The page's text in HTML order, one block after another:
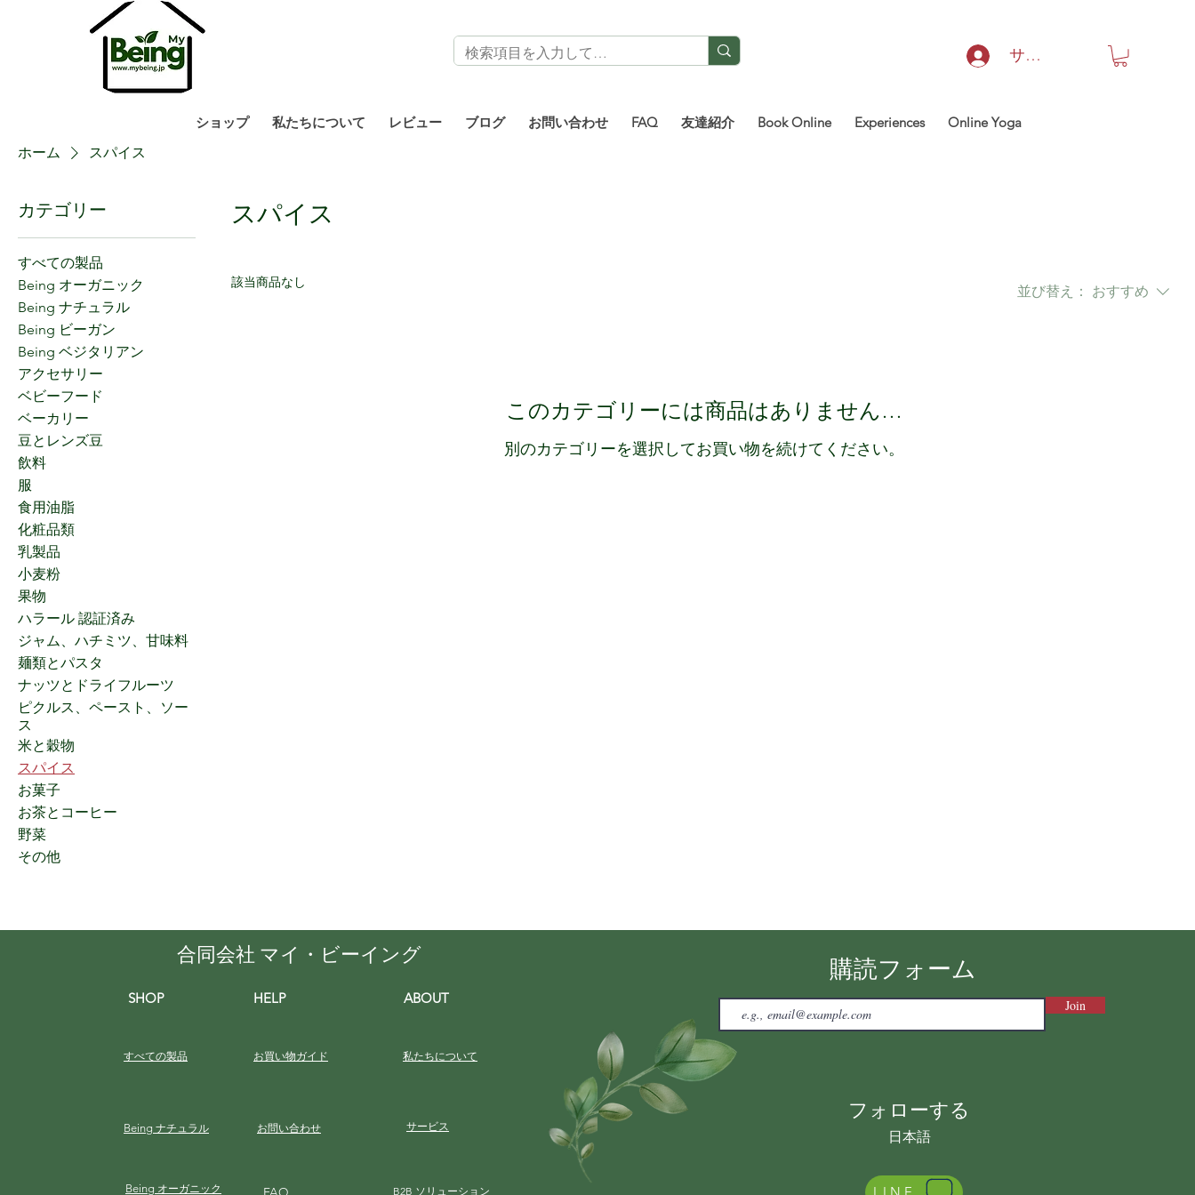
サインイン
ショップ 私たちについて レビュー ブログ お問い合わせ FAQ 友達紹介 Book Online Experiences
Online Yoga
ホーム
スパイス
カテゴリー
すべての製品
Being オーガニック
Being ナチュラル
Being ビーガン
Being ベジタリアン
アクセサリー
ベビーフード
ベーカリー
豆とレンズ豆
飲料
服
食用油脂
化粧品類
乳製品
小麦粉
果物
ハラール 認証済み
ジャム、ハチミツ、甘味料
麺類とパスタ
ナッツとドライフルーツ
ピクルス、ペースト、ソー
ス
米と穀物
スパイス
お菓子
お茶とコーヒー
野菜
その他
スパイス
該当商品なし
並び替え： おすすめ
このカテゴリーには商品はありません…
別のカテゴリーを選択してお買い物を続けてください。
合同会社 マイ・ビーイング
SHOP
すべての製品
HELP
お買い物ガイド
ABOUT
私たちについて
Being ナチュラル お問い合わせ サービス
Being オーガニック B2B ソリューション
購読フォーム
Join
フォローする
日本語